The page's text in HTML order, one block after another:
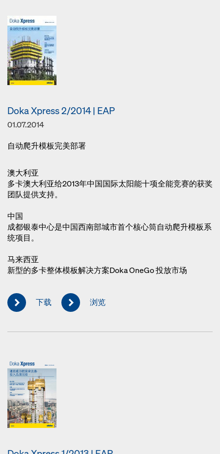
Doka Xpress 2/2014 | EAP
01.07.2014
自动爬升模板完美部署
澳大利亚
多卡澳大利亚给2013年中国国际太阳能十项全能竞赛的获奖
团队提供支持。
中国
成都银泰中心是中国西南部城市首个核心筒自动爬升模板系
统项目。
马来西亚
新型的多卡整体模板解决方案Doka OneGo 投放市场
下载 浏览